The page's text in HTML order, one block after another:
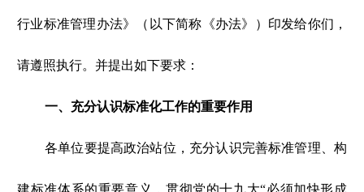
行业标准管理办法》（以下简称《办法》）印发给你们，
请遵照执行。并提出如下要求：
一、充分认识标准化工作的重要作用
各单位要提高政治站位，充分认识完善标准管理、构
建标准体系的重要意义，贯彻党的十九大“必须加快形成